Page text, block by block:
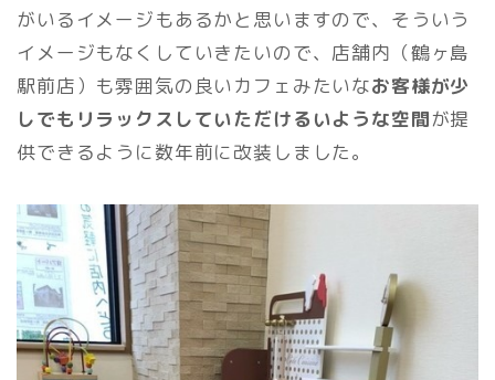
がいるイメージもあるかと思いますので、そういう
イメージもなくしていきたいので、店舗内（鶴ヶ島
駅前店）も雰囲気の良いカフェみたいなお客様が少
しでもリラックスしていただけるいような空間が提
供できるように数年前に改装しました。